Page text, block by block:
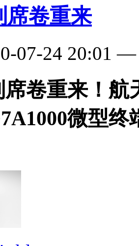
席卷重来
07-24 20:01
卷重来！航
微型终